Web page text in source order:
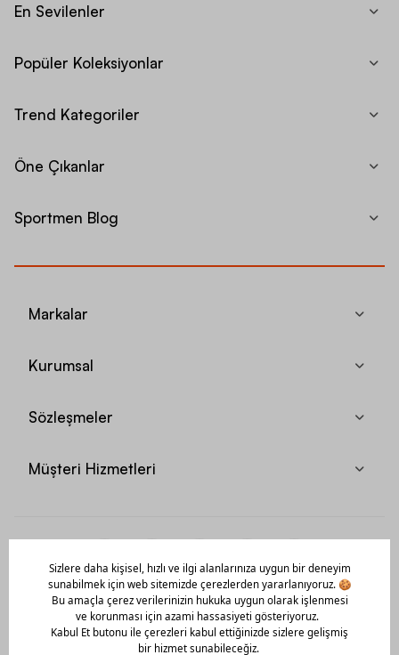
En Sevilenler
Popüler Koleksiyonlar
Trend Kategoriler
Öne Çıkanlar
Sportmen Blog
Markalar
Kurumsal
Sözleşmeler
Müşteri Hizmetleri
Mobil Uygulamamızı Hemen İndir!